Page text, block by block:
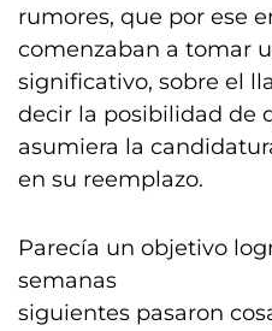
rumores, que por ese
comenzaban a tomar
significativo, sobre el
decir la posibilidad de
asumiera la
en su reemplazo.
Parecía un objetivo
semanas
siguientes pasaron